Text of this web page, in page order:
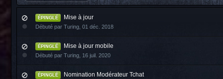
ÉPINGLÉ Mise à jour
Débuté par Turing 01 déc. 2018
ÉPINGLÉ Mise à jour mobile
Débuté par Turing 16 juil. 2020
ÉPINGLÉ Nomination Modérateur Tchat